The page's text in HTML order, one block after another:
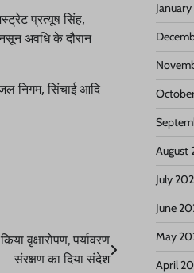
प्रत्यूष सिंह,
अवधि के दौरान
निगम, सिंचाई आदि
वृक्षारोपण, पर्यावरण
संरक्षण का दिया संदेश
August
July
June
May
April